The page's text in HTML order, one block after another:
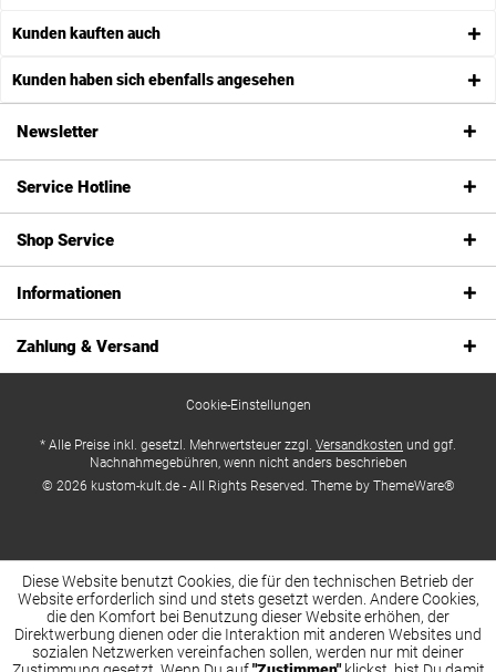
Kunden kauften auch
Kunden haben sich ebenfalls angesehen
Newsletter
Service Hotline
Shop Service
Informationen
Zahlung & Versand
Cookie-Einstellungen
* Alle Preise inkl. gesetzl. Mehrwertsteuer zzgl. Versandkosten und ggf.
Nachnahmegebühren, wenn nicht anders beschrieben
© 2026 kustom-kult.de - All Rights Reserved. Theme by ThemeWare®
Diese Website benutzt Cookies, die für den technischen Betrieb der
Website erforderlich sind und stets gesetzt werden. Andere Cookies,
die den Komfort bei Benutzung dieser Website erhöhen, der
Direktwerbung dienen oder die Interaktion mit anderen Websites und
sozialen Netzwerken vereinfachen sollen, werden nur mit deiner